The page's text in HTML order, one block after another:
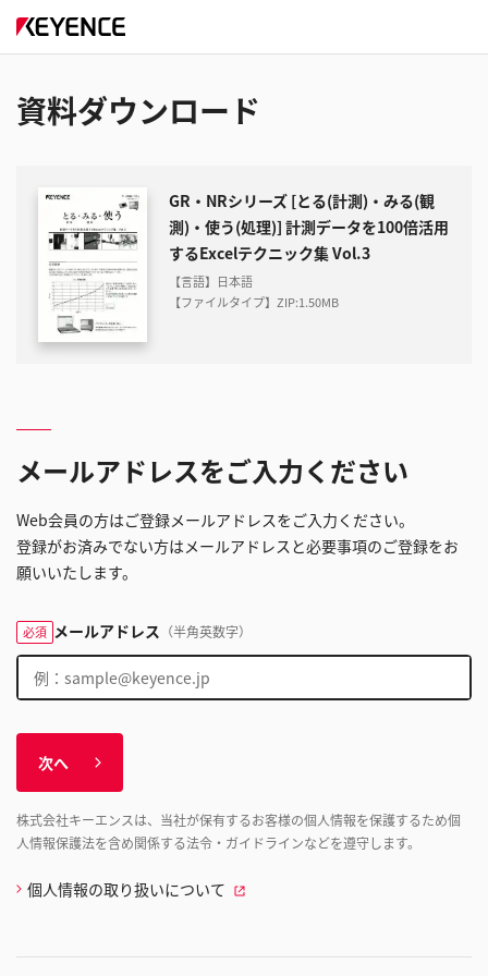
資料ダウンロード
GR・NRシリーズ [とる(計測)・みる(観
測)・使う(処理)] 計測データを100倍活用
するExcelテクニック集 Vol.3
【言語】日本語
【ファイルタイプ】ZIP:1.50MB
メールアドレスをご入力ください
Web会員の方はご登録メールアドレスをご入力ください。
登録がお済みでない方はメールアドレスと必要事項のご登録をお
願いいたします。
必須 メールアドレス （半角英数字）
次へ
株式会社キーエンスは、当社が保有するお客様の個人情報を保護するため個
人情報保護法を含め関係する法令・ガイドラインなどを遵守します。
個人情報の取り扱いについて